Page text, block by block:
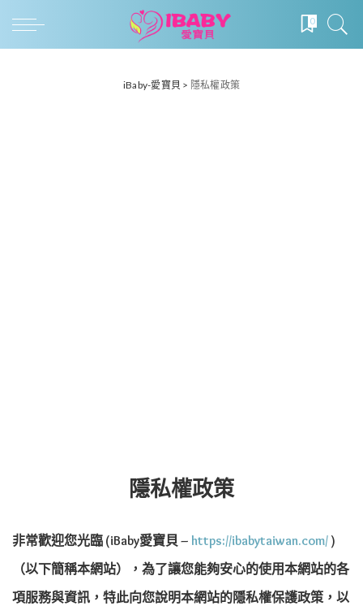
0
iBaby-愛寶貝 > 隱私權政策
隱私權政策
非常歡迎您光臨 (iBaby愛寶貝 – https://ibabytaiwan.com/ )
（以下簡稱本網站），為了讓您能夠安心的使用本網站的各
項服務與資訊，特此向您說明本網站的隱私權保護政策，以